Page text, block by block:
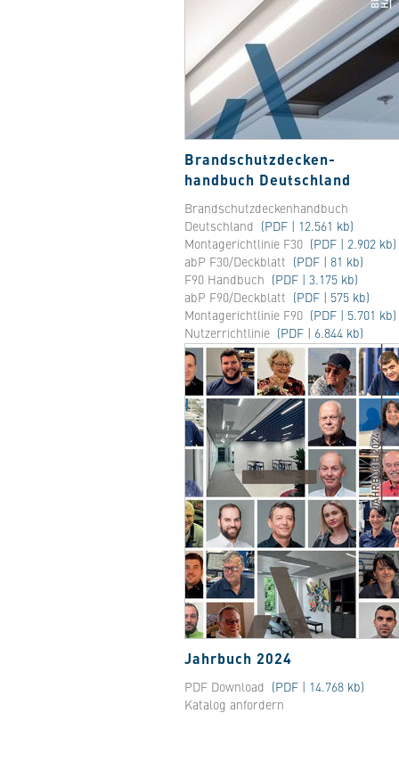
Brandschutzdecken-
handbuch Deutschland
Brandschutzdeckenhandbuch
Deutschland (PDF | 12.561 kb)
Montagerichtlinie F30 (PDF | 2.902 kb)
abP F30/Deckblatt (PDF | 81 kb)
F90 Handbuch (PDF | 3.175 kb)
abP F90/Deckblatt (PDF | 575 kb)
Montagerichtlinie F90 (PDF | 5.701 kb)
Nutzerrichtlinie (PDF | 6.844 kb)
Katalog anfordern
Jahrbuch 2024
PDF Download (PDF | 14.768 kb)
Katalog anfordern